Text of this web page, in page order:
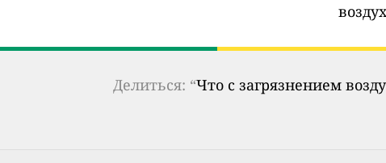
Делиться: “Что с загрязнением